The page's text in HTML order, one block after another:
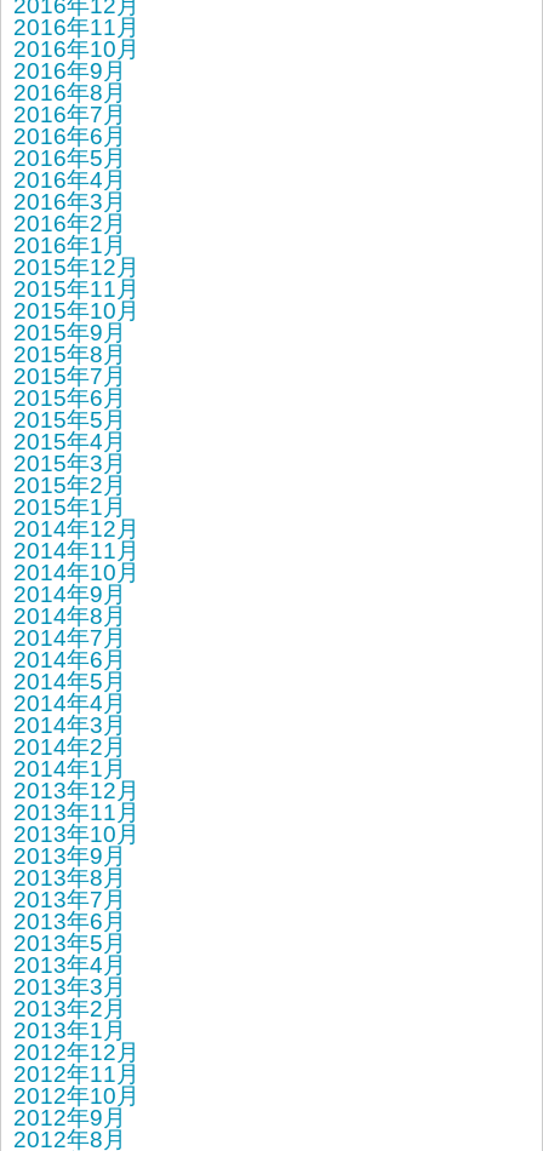
2016年12月
2016年11月
2016年10月
2016年9月
2016年8月
2016年7月
2016年6月
2016年5月
2016年4月
2016年3月
2016年2月
2016年1月
2015年12月
2015年11月
2015年10月
2015年9月
2015年8月
2015年7月
2015年6月
2015年5月
2015年4月
2015年3月
2015年2月
2015年1月
2014年12月
2014年11月
2014年10月
2014年9月
2014年8月
2014年7月
2014年6月
2014年5月
2014年4月
2014年3月
2014年2月
2014年1月
2013年12月
2013年11月
2013年10月
2013年9月
2013年8月
2013年7月
2013年6月
2013年5月
2013年4月
2013年3月
2013年2月
2013年1月
2012年12月
2012年11月
2012年10月
2012年9月
2012年8月